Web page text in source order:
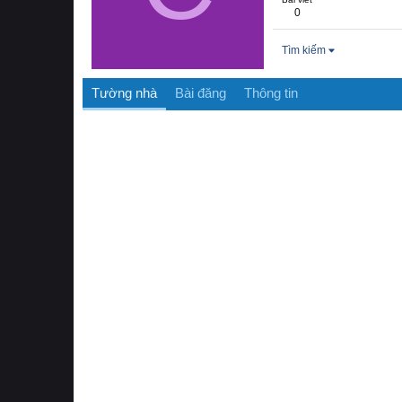
0
Tìm kiếm
Tường nhà Bài đăng Thông tin